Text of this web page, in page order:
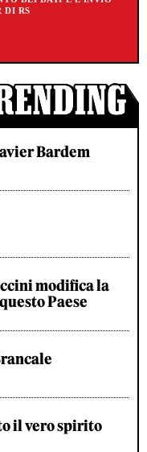
DI RS
Bardem
modifica la
Paese
il vero spirito